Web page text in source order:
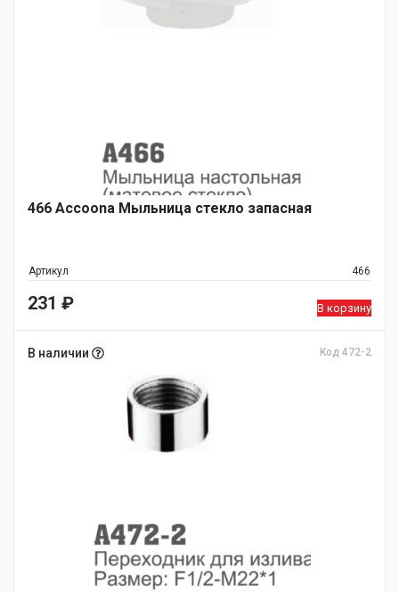
466 Accoona Мыльница стекло запасная
Артикул 466
231 ₽ В корзину
В наличии Код 472-2